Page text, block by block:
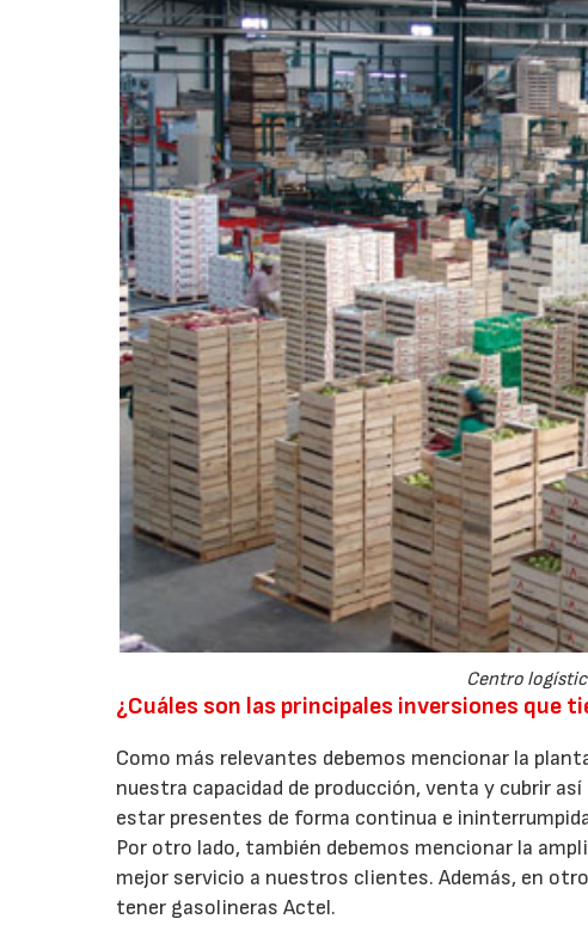
Centro
¿Cuáles son las principales inversiones que
Como más relevantes debemos mencionar la
nuestra capacidad de producción, venta y cubrir
estar presentes de forma continua e
Por otro lado, también debemos mencionar la
mejor servicio a nuestros clientes. Además, en
tener gasolineras Actel.